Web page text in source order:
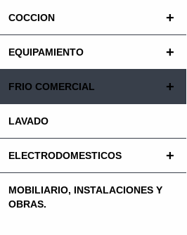
+
COCCION
+
EQUIPAMIENTO
+
FRIO COMERCIAL
LAVADO
+
ELECTRODOMESTICOS
MOBILIARIO, INSTALACIONES Y
OBRAS.